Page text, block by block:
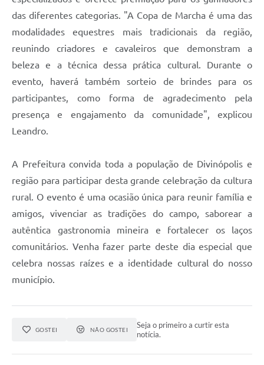
das diferentes categorias. "A Copa de Marcha é uma das
modalidades equestres mais tradicionais da região,
reunindo criadores e cavaleiros que demonstram a
beleza e a técnica dessa prática cultural. Durante o
evento, haverá também sorteio de brindes para os
participantes, como forma de agradecimento pela
presença e engajamento da comunidade", explicou
Leandro.
A Prefeitura convida toda a população de Divinópolis e
região para participar desta grande celebração da cultura
rural. O evento é uma ocasião única para reunir família e
amigos, vivenciar as tradições do campo, saborear a
autêntica gastronomia mineira e fortalecer os laços
comunitários. Venha fazer parte deste dia especial que
celebra nossas raízes e a identidade cultural do nosso
município.
GOSTEI NÃO GOSTEI
Seja o primeiro a curtir esta
notícia.